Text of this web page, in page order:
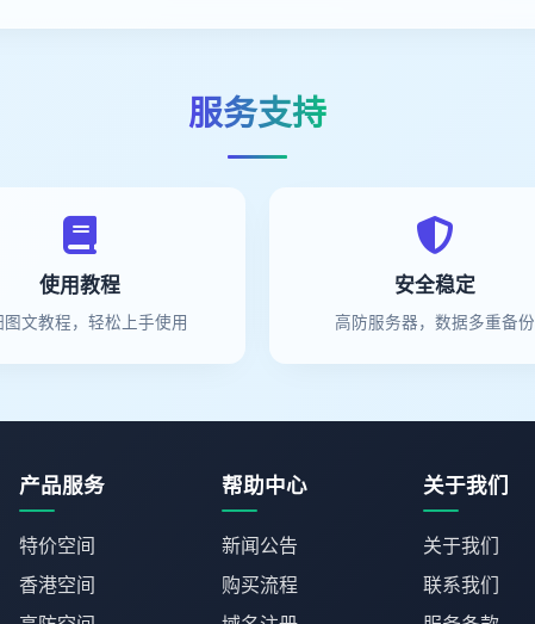
服务支持
使用教程
图文教程，轻松上手使用
安全稳定
高防服务器，数据多重备份
产品服务
特价空间
香港空间
帮助中心
新闻公告
购买流程
关于我们
关于我们
联系我们